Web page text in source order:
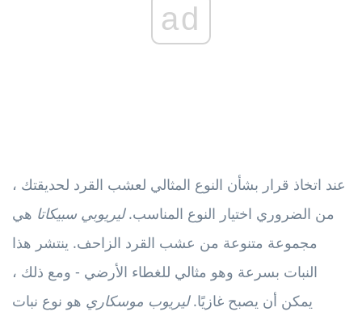
ad
عند اتخاذ قرار بشأن النوع المثالي لعشب القرد لحديقتك ،
من الضروري اختيار النوع المناسب.ليريوبي سبيكاتا هي
مجموعة متنوعة من عشب القرد الزاحف. ينتشر هذا
النبات بسرعة وهو مثالي للغطاء الأرضي - ومع ذلك ،
يمكن أن يصبح غازيًا.ليريوب موسكاري هو نوع نبات